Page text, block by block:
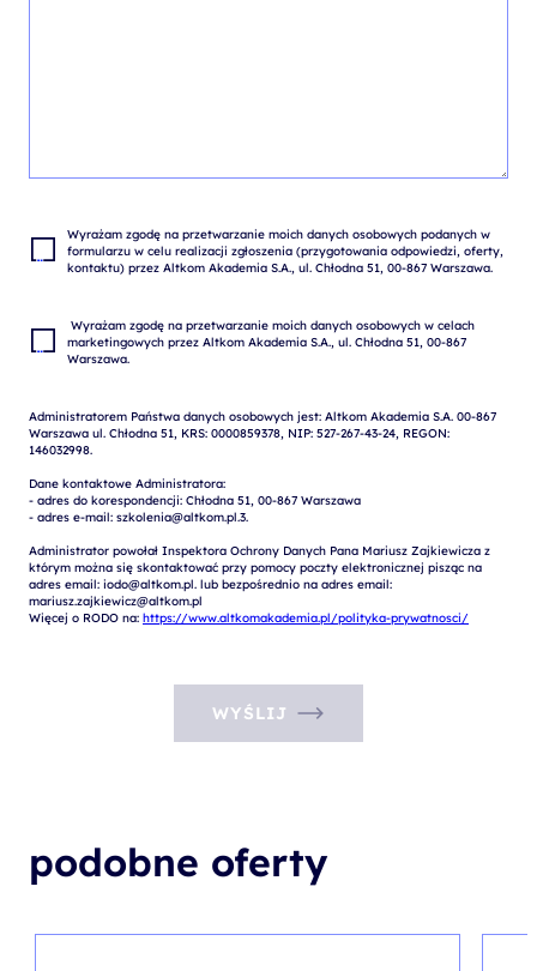
Wyrażam zgodę na przetwarzanie moich danych osobowych podanych w
formularzu w celu realizacji zgłoszenia (przygotowania odpowiedzi, oferty,
marketingowych przez Altkom Akademia S.A., ul. Chłodna 51, 00-867
Administratorem Państwa danych osobowych jest: Altkom Akademia S.A. 00-867
Warszawa ul. Chłodna 51, KRS: 0000859378, NIP: 527-267-43-24, REGON:
146032998.
Dane kontaktowe Administratora:
- adres do korespondencji: Chłodna 51, 00-867 Warszawa
- adres e-mail: szkolenia@altkom.pl.3.
Administrator powołał Inspektora Ochrony Danych Pana Mariusz Zajkiewicza z
którym można się skontaktować przy pomocy poczty elektronicznej pisząc na
adres email: iodo@altkom.pl. lub bezpośrednio na adres email:
mariusz.zajkiewicz@altkom.pl
Więcej o RODO na: https://www.altkomakademia.pl/polityka-prywatnosci/
WYŚLIJ
podobne oferty